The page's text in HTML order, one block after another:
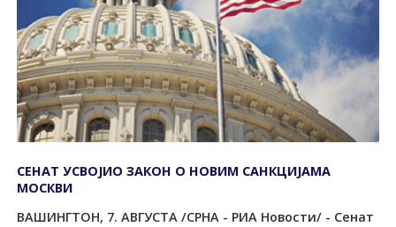
СЕНАТ УСВОЈИО ЗАКОН О НОВИМ САНКЦИЈАМА
МОСКВИ
ВАШИНГТОН, 7. АВГУСТА /СРНА - РИА Новости/ - Сенат